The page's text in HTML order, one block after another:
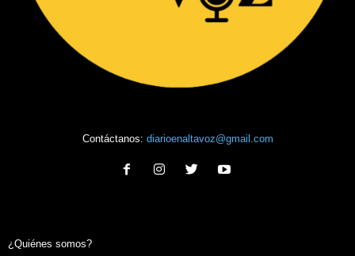
Contáctanos: diarioenaltavoz@gmail.com
¿Quiénes somos?